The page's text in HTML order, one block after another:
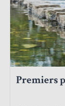
Premiers